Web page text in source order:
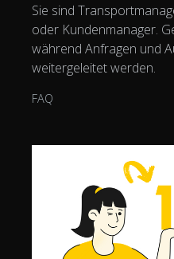
Sie sind
oder Kundenmanager.
während Anfragen und
weitergeleitet werden.
FAQ